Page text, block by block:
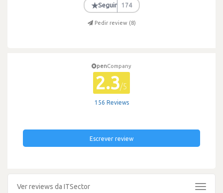
★Seguir 174
Pedir review (8)
penCompany
2.3/5
156 Reviews
Escrever review
Ver reviews da ITSector
Toggle